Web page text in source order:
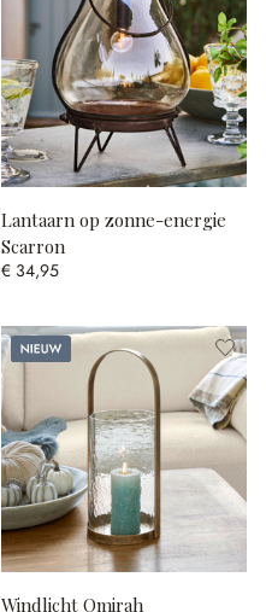
Lantaarn op zonne-energie
Scarron
€ 34,95
Nieuw
Windlicht Omirah